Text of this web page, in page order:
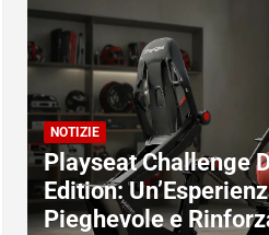
NOTIZIE
Playseat Challenge
Edition:
Pieghevole e